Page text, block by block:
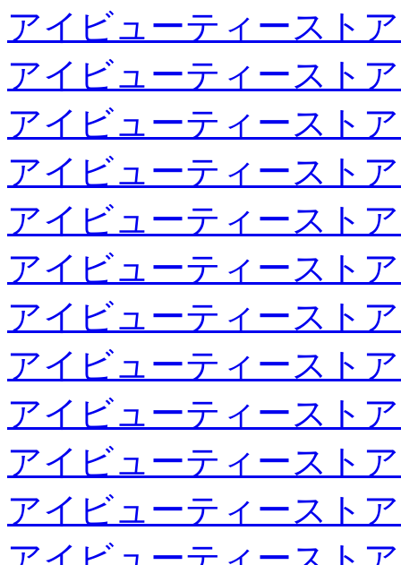
アイビューティースト
アイビューティースト
アイビューティースト
アイビューティースト
アイビューティースト
アイビューティースト
アイビューティースト
アイビューティースト
アイビューティースト
アイビューティースト
アイビューティースト